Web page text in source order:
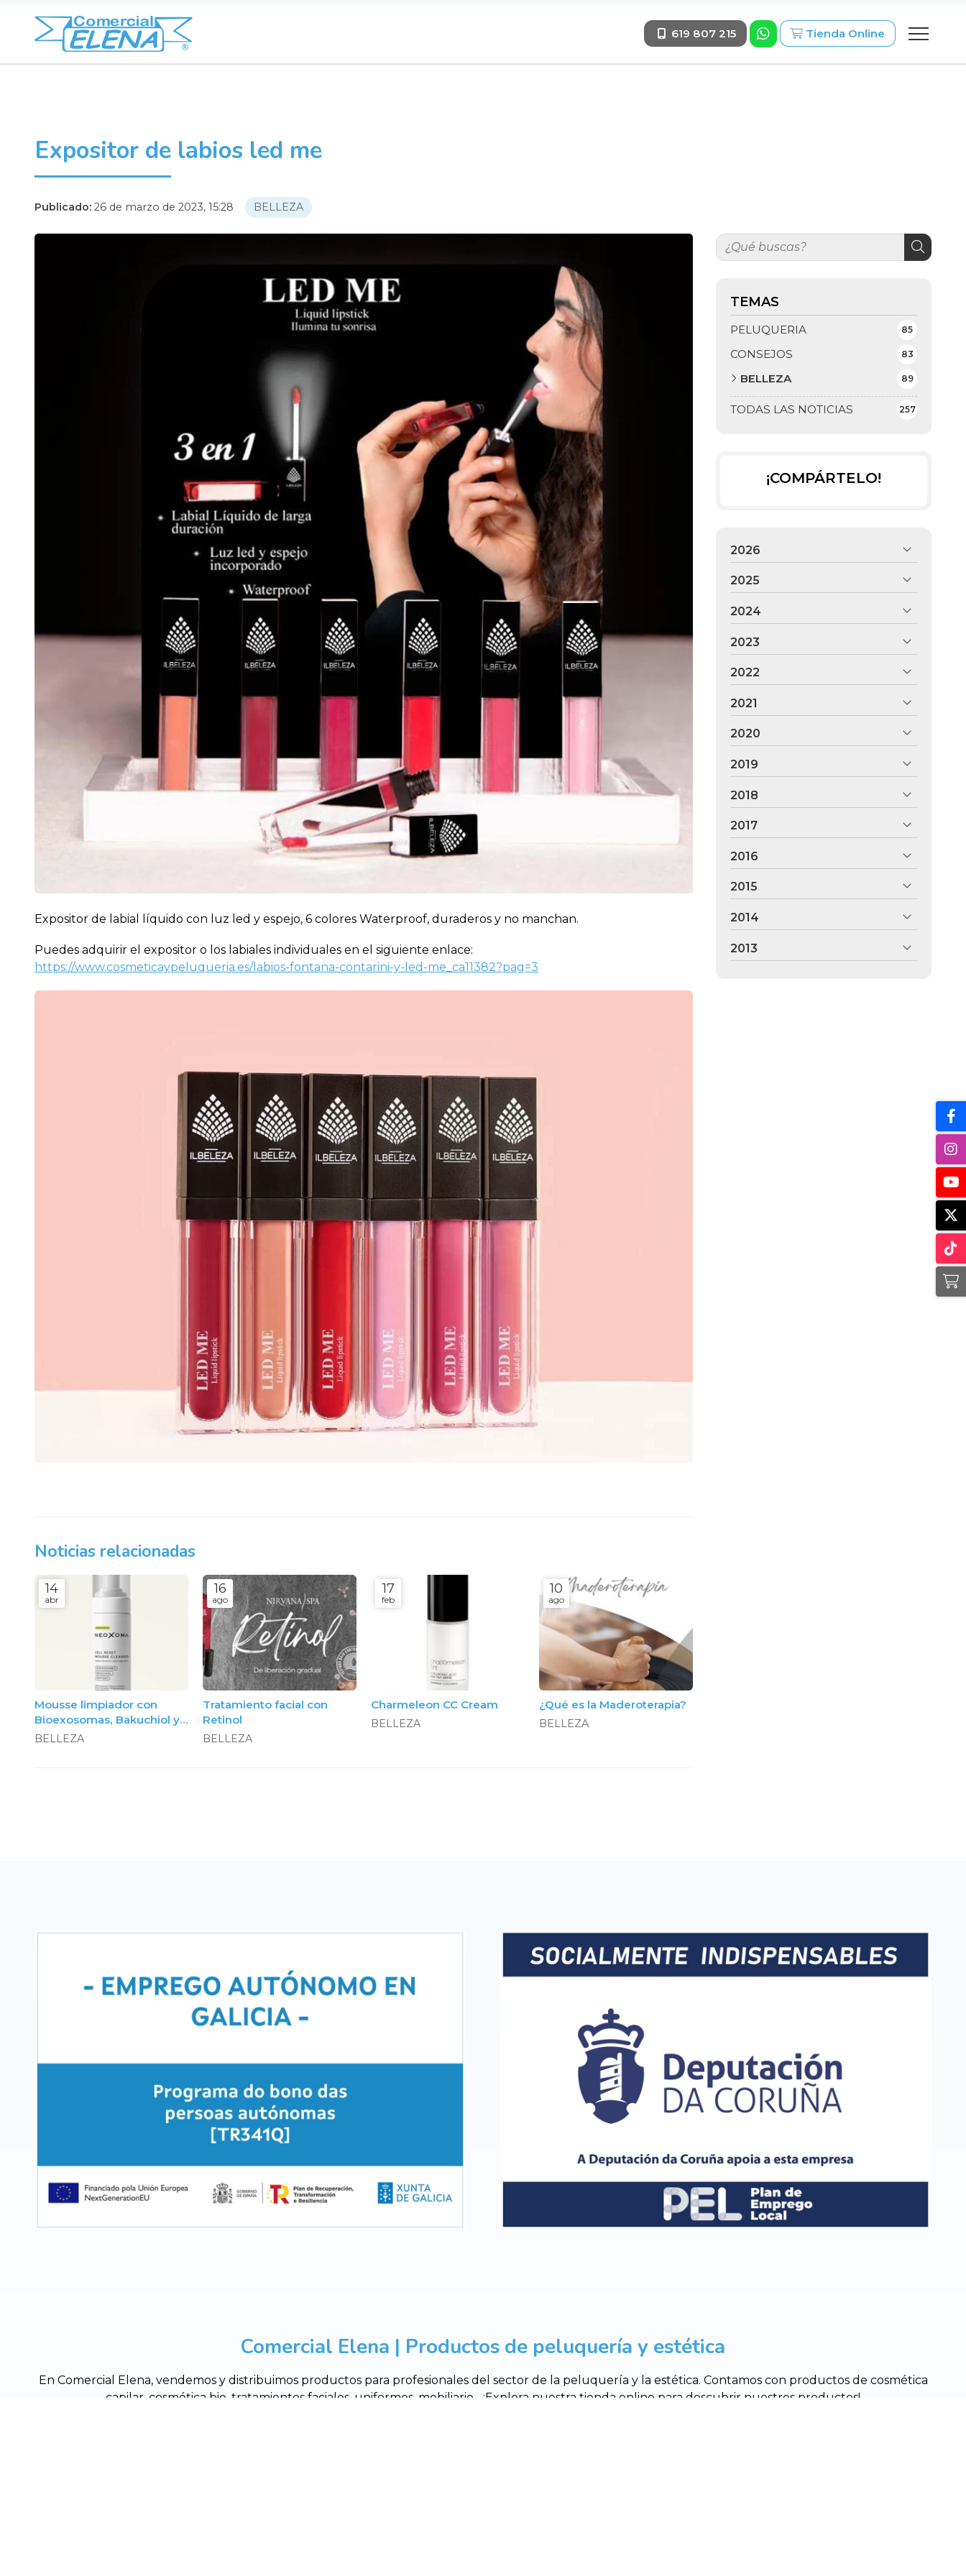
619 807 215 Tienda Online
Expositor de labios led me
Publicado: 26 de marzo de 2023, 15:28 BELLEZA
TEMAS
TODAS LAS NOTICIAS 257
PELUQUERIA 85
CONSEJOS 83
BELLEZA 89
Expositor de labial líquido con luz led y espejo, 6 colores Waterproof, duraderos y no manchan.
Puedes adquirir el expositor o los labiales individuales en el siguiente enlace:
https://www.cosmeticaypeluqueria.es/labios-fontana-contarini-y-led-me_ca11382?pag=3
Noticias relacionadas
14
abr
Mousse limpiador con
Bioexosomas, Bakuchiol y
Péptidos, 150ml. Neoxoma
BELLEZA
16
ago
Tratamiento facial con
Retinol
BELLEZA
17
feb
Charmeleon CC Cream
BELLEZA
10
ago
¿Qué es la Maderoterapia?
BELLEZA
¡COMPÁRTELO!
2026
2025
2024
2023
2022
2021
2020
2019
2018
2017
2016
2015
2014
2013
Comercial Elena | Productos de peluquería y estética
En Comercial Elena, vendemos y distribuimos productos para profesionales del sector de la peluquería y la estética. Contamos con productos de cosmética
capilar, cosmética bio, tratamientos faciales, uniformes, mobiliario... ¡Explora nuestra tienda online para descubrir nuestros productos!